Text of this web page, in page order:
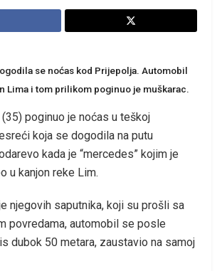
se noćas kod Prijepolja. Automobil
Lima i tom prilikom poginuo je muškarac.
(35) poginuo je noćas u teškoj
koja se dogodila na putu
kada je “mercedes” kojim je
u kanjon reke Lim.
njegovih saputnika, koji su prošli sa
povredama, automobil se posle
dubok 50 metara, zaustavio na samoj